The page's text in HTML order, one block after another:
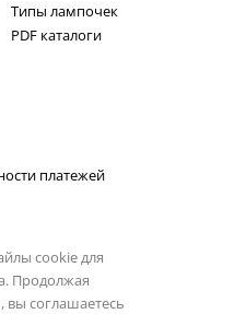
Типы лампочек
PDF каталоги
платежей
cookie для
Продолжая
вы соглашаетесь